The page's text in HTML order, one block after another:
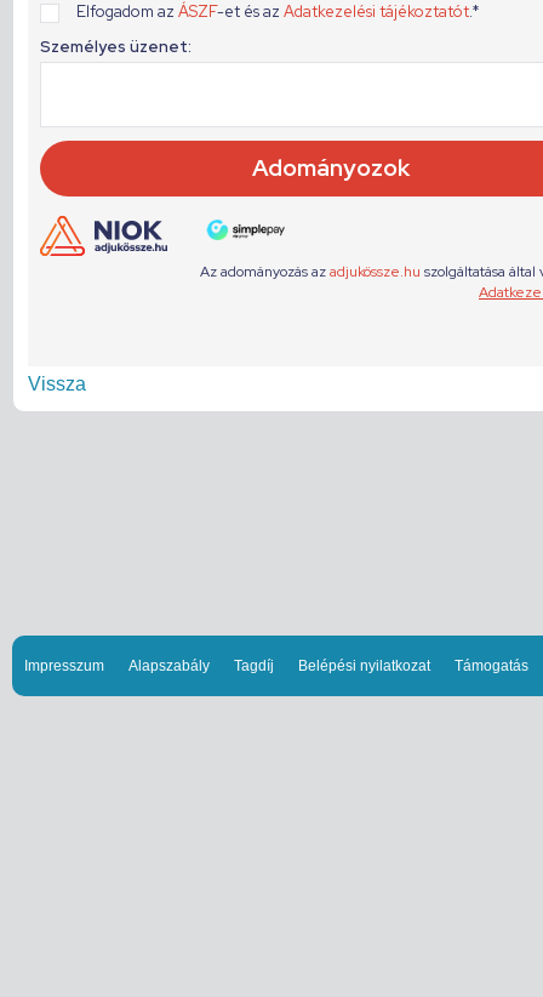
Vissza
Impresszum Alapszabály Tagdíj Belépési nyilatkozat Támogatás